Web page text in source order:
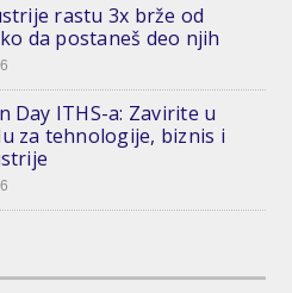
rastu 3x brže od
da postaneš deo njih
Day ITHS-a: Zavirite u
za tehnologije, biznis i